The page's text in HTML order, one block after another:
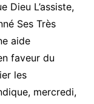
Dieu L’assiste,
Ses Très
aide
faveur du
les
mercredi,